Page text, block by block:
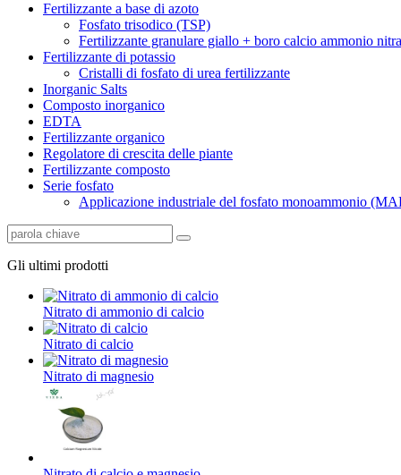
Fertilizzante a base di azoto
Fosfato trisodico (TSP)
Fertilizzante granulare giallo + boro calcio ammonio
Fertilizzante di potassio
Cristalli di fosfato di urea fertilizzante
Inorganic Salts
Composto inorganico
EDTA
Fertilizzante organico
Regolatore di crescita delle piante
Fertilizzante composto
Serie fosfato
Applicazione industriale del fosfato monoammonio
Gli ultimi prodotti
Nitrato di ammonio di calcio
Nitrato di calcio
Nitrato di magnesio